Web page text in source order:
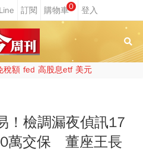
0
稅額 fed 高股息etf 美元
！檢調漏夜偵訊17
萬交保 董座王長